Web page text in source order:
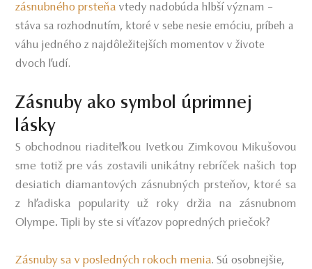
zásnubného prsteňa vtedy nadobúda hlbší význam –
stáva sa rozhodnutím, ktoré v sebe nesie emóciu, príbeh a
váhu jedného z najdôležitejších momentov v živote
dvoch ľudí.
Zásnuby ako symbol úprimnej
lásky
S obchodnou riaditeľkou Ivetkou Zimkovou Mikušovou
sme totiž pre vás zostavili unikátny rebríček našich top
desiatich diamantových zásnubných prsteňov, ktoré sa
z hľadiska popularity už roky držia na zásnubnom
Olympe. Tipli by ste si víťazov popredných priečok?
Zásnuby sa v posledných rokoch menia. Sú osobnejšie,